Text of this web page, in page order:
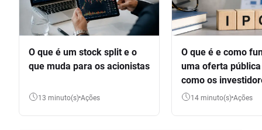
O que é um stock split e o
que muda para os acionistas
13 minuto(s) Ações
O que é e como
uma oferta
como os
participar
14 minuto(s) Ações